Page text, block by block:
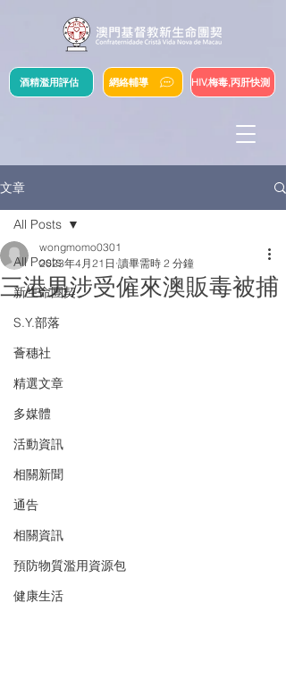
網絡輔導
酒精濫用評估 HIV,梅毒,丙肝快測
文章
All Posts
新生命團契
S.Y.部落
薈穗社
精選文章
多媒體
活動資訊
相關新聞
通告
相關資訊
預防物質濫用資源包
健康生活
All Posts
三港男涉受僱來澳販毒被捕
wongmomo0301
2023年4月21日 讀畢需時 2 分鐘